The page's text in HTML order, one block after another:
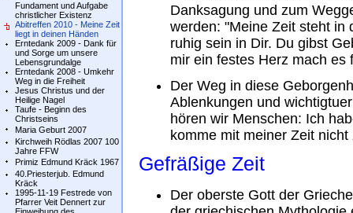
Fundament und Aufgabe
christlicher Existenz
Abitreffen 2010 - Meine Zeit
liegt in deinen Händen
Erntedank 2009 - Dank für
und Sorge um unsere
Lebensgrundalge
Erntedank 2008 - Umkehr
Weg in die Freiheit
Jesus Christus und der
Heilige Nagel
Taufe - Beginn des
Christseins
Maria Geburt 2007
Kirchweih Rödlas 2007 100
Jahre FFW
Primiz Edmund Kräck 1967
40.Priesterjub. Edmund
Kräck
1995-11-19 Festrede von
Pfarrer Veit Dennert zur
Danksagung und zum
werden: "Meine Zeit steht in
ruhig sein in Dir. Du gibst
mir ein festes Herz mach es
Der Weg in diese
Ablenkungen und
hören wir Menschen: Ich
komme mit meiner Zeit nicht
Gefräßige Zeit
Der oberste Gott der